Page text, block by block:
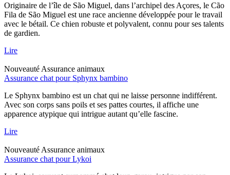
Originaire de l’île de São Miguel, dans l’archipel des Açores, le Cão
Fila de São Miguel est une race ancienne développée pour le travail
avec le bétail. Ce chien robuste et polyvalent, connu pour ses talents
de gardien.
Lire
Nouveauté Assurance animaux
Assurance chat pour Sphynx bambino
Le Sphynx bambino est un chat qui ne laisse personne indifférent.
Avec son corps sans poils et ses pattes courtes, il affiche une
apparence atypique qui intrigue autant qu’elle fascine.
Lire
Nouveauté Assurance animaux
Assurance chat pour Lykoi